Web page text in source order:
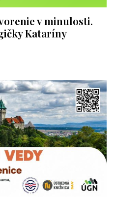
v minulosti.
Kataríny